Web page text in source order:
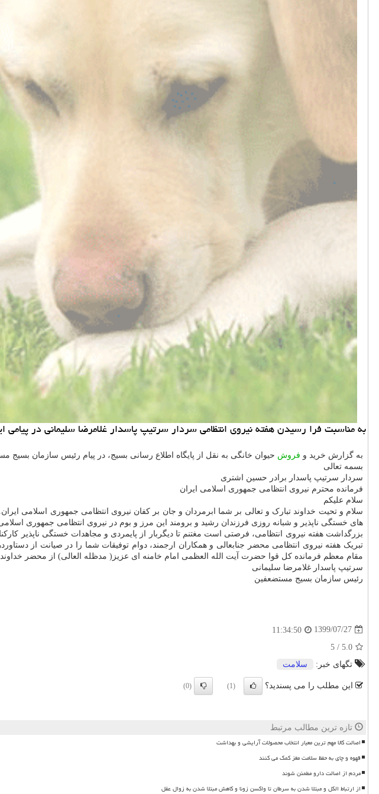
به مناسبت فرا رسیدن هفته نیروی انتظامی سردار سرتیپ پاسدار غلامرضا سلیمانی در پیامی
به گزارش خرید و فروش حیوان خانگی به نقل از پایگاه اطلاع رسانی بسیج، در پیام رئیس سازمان بسیج
بسمه تعالی
سردار سرتیپ پاسدار برادر حسین اشتری
فرمانده محترم نیروی انتظامی جمهوری اسلامی ایران
سلام علیکم
سلام و تحیت خداوند تبارک و تعالی بر شما ابرمردان و جان بر کفان نیروی انتظامی جمهوری اسلامی
های خستگی ناپذیر و شبانه روزی فرزندان رشید و برومند این مرز و بوم در نیروی انتظامی جمهوری
بزرگداشت هفته نیروی انتظامی، فرصتی است مغتنم تا دیگربار از پایمردی و مجاهدات خستگی ناپذیر
تبریک هفته نیروی انتظامی محضر جنابعالی و همکاران ارجمند، دوام توفیقات شما را در صیانت از
مقام معظم فرمانده کل قوا حضرت آیت الله العظمی امام خامنه ای عزیز( مدظله العالی) از محضر
سرتیپ پاسدار غلامرضا سلیمانی
رئیس سازمان بسیج مستضعفین
1399/07/27
11:34:50
5.0
/
5
تگهای خبر:
سلامت
این مطلب را می پسندید؟ (1)
(0)
تازه ترین مطالب مرتبط
اصالت کالا مهم ترین معیار انتخاب محصولات آرایشی و بهداشت
قهوه و چای به حفظ سلامت مغز کمک می کنند
مردم از اصالت دارو مطمئن شوند
از ارتباط الکل و مبتلا شدن به سرطان تا واکسن زونا و کاهش مبتلا شدن به زوال عقل